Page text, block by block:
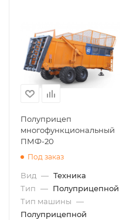
Полуприцеп
многофункциональный
ПМФ-20
Под заказ
Вид — Техника
Тип — Полуприцепной
Тип машины —
Полуприцепной